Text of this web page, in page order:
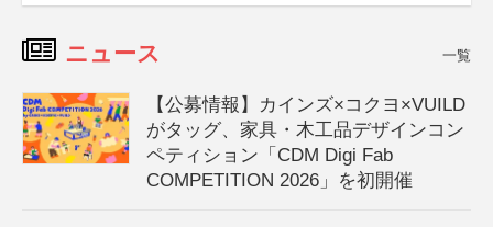
ニュース 一覧
【公募情報】カインズ×コクヨ×VUILD
がタッグ、家具・木工品デザインコン
ペティション「CDM Digi Fab
COMPETITION 2026」を初開催